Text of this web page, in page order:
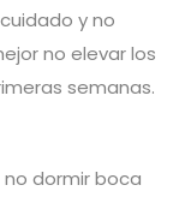
y no
no elevar los
semanas.
dormir boca